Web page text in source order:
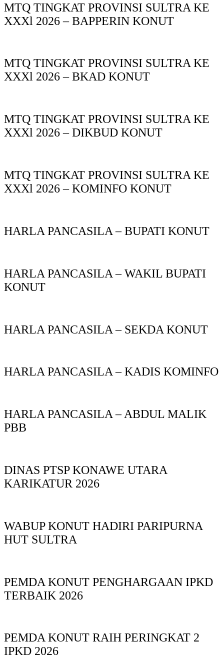
MTQ TINGKAT PROVINSI SULTRA KE
XXXl 2026 – BAPPERIN KONUT
MTQ TINGKAT PROVINSI SULTRA KE
XXXl 2026 – BKAD KONUT
MTQ TINGKAT PROVINSI SULTRA KE
XXXl 2026 – DIKBUD KONUT
MTQ TINGKAT PROVINSI SULTRA KE
XXXl 2026 – KOMINFO KONUT
HARLA PANCASILA – BUPATI KONUT
HARLA PANCASILA – WAKIL BUPATI
KONUT
HARLA PANCASILA – SEKDA KONUT
HARLA PANCASILA – KADIS KOMINFO
HARLA PANCASILA – ABDUL MALIK
PBB
DINAS PTSP KONAWE UTARA
KARIKATUR 2026
WABUP KONUT HADIRI PARIPURNA
HUT SULTRA
PEMDA KONUT PENGHARGAAN IPKD
TERBAIK 2026
PEMDA KONUT RAIH PERINGKAT 2
IPKD 2026